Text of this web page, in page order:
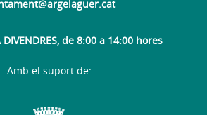
DIVENDRES, de 8:00 a 14:00 hores
Amb el suport de: